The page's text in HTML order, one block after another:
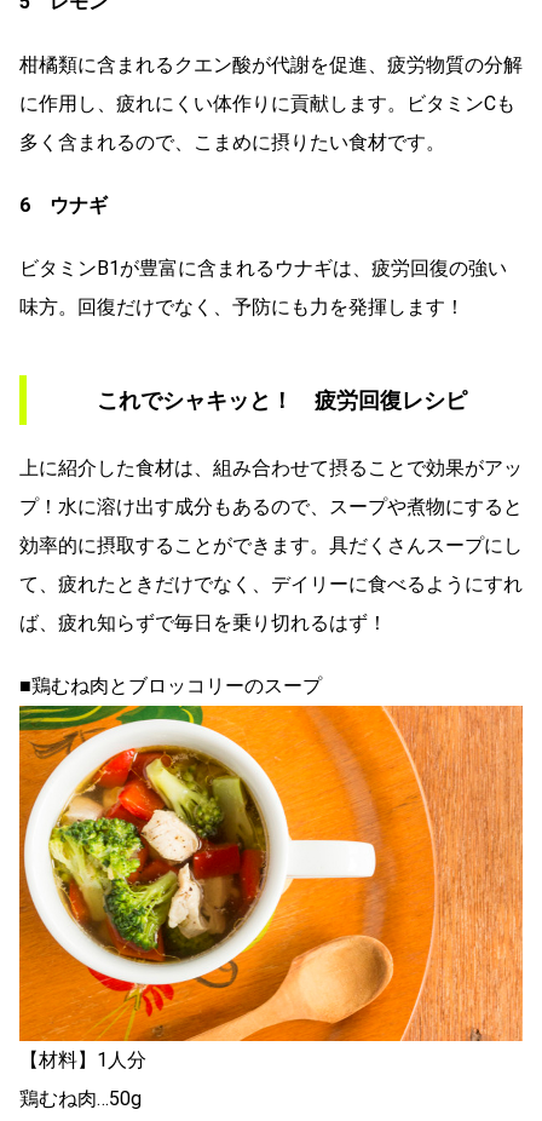
柑橘類に含まれるクエン酸が代謝を促進、疲労物質の分解
に作用し、疲れにくい体作りに貢献します。ビタミンCも
多く含まれるので、こまめに摂りたい食材です。
6 ウナギ
ビタミンB1が豊富に含まれるウナギは、疲労回復の強い
味方。回復だけでなく、予防にも力を発揮します！
これでシャキッと！ 疲労回復レシピ
上に紹介した食材は、組み合わせて摂ることで効果がアッ
プ！水に溶け出す成分もあるので、スープや煮物にすると
効率的に摂取することができます。具だくさんスープにし
て、疲れたときだけでなく、デイリーに食べるようにすれ
ば、疲れ知らずで毎日を乗り切れるはず！
■鶏むね肉とブロッコリーのスープ
【材料】1人分
鶏むね肉…50g